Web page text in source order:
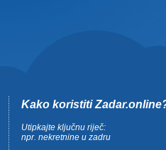
Kako koristiti
Utipkajte ključnu riječ:
npr. nekretnine u zadru